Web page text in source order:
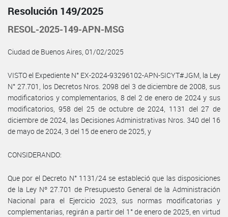
Resolución 149/2025
RESOL-2025-149-APN-MSG
Ciudad de Buenos Aires, 01/02/2025
VISTO el Expediente N° EX-2024-93296102-APN-SICYT#JGM, la Ley
N° 27.701, los Decretos Nros. 2098 del 3 de diciembre de 2008, sus
modificatorios y complementarios, 8 del 2 de enero de 2024 y sus
modificatorios, 958 del 25 de octubre de 2024, 1131 del 27 de
diciembre de 2024, las Decisiones Administrativas Nros. 340 del 16
de mayo de 2024, 3 del 15 de enero de 2025, y
CONSIDERANDO:
Que por el Decreto N° 1131/24 se estableció que las disposiciones
de la Ley Nº 27.701 de Presupuesto General de la Administración
Nacional para el Ejercicio 2023, sus normas modificatorias y
complementarias, regirán a partir del 1° de enero de 2025, en virtud